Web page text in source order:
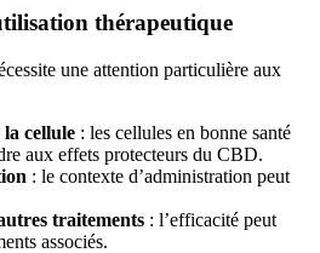
thérapeutique
une attention particulière aux
cellule : les cellules en bonne santé
aux effets protecteurs du CBD.
: le contexte d’administration peut
traitements : l’efficacité peut
associés.